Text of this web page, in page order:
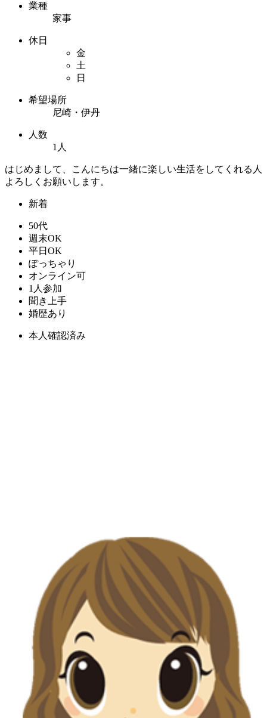
業種
家事
休日
金
土
日
希望場所
尼崎・伊丹
人数
1人
はじめまして、こんにちは一緒に楽しい生活をしてくれる人
よろしくお願いします。
新着
50代
週末OK
平日OK
ぽっちゃり
オンライン可
1人参加
聞き上手
婚歴あり
本人確認済み